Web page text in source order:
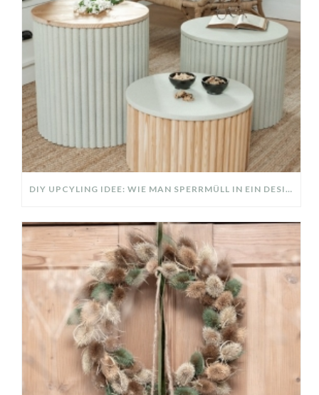
DIY UPCYLING IDEE: WIE MAN SPERRMÜLL IN EIN DESIGNER TEIL VERWANDELT